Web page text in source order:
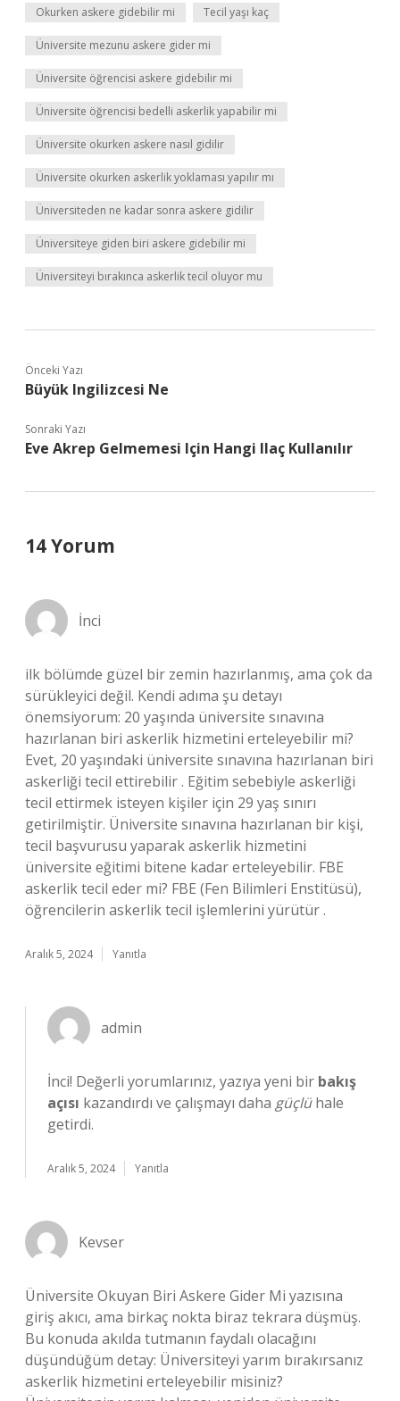
Okurken askere gidebilir mi Tecil yaşı kaç
Üniversite mezunu askere gider mi
Üniversite öğrencisi askere gidebilir mi
Üniversite öğrencisi bedelli askerlik yapabilir mi
Üniversite okurken askere nasıl gidilir
Üniversite okurken askerlik yoklaması yapılır mı
Üniversiteden ne kadar sonra askere gidilir
Üniversiteye giden biri askere gidebilir mi
Üniversiteyi bırakınca askerlik tecil oluyor mu
Önceki Yazı
Büyük Ingilizcesi Ne
Sonraki Yazı
Eve Akrep Gelmemesi Için Hangi Ilaç Kullanılır
14 Yorum
İnci
ilk bölümde güzel bir zemin hazırlanmış, ama çok da
sürükleyici değil. Kendi adıma şu detayı
önemsiyorum: 20 yaşında üniversite sınavına
hazırlanan biri askerlik hizmetini erteleyebilir mi?
Evet, 20 yaşındaki üniversite sınavına hazırlanan biri
askerliği tecil ettirebilir . Eğitim sebebiyle askerliği
tecil ettirmek isteyen kişiler için 29 yaş sınırı
getirilmiştir. Üniversite sınavına hazırlanan bir kişi,
tecil başvurusu yaparak askerlik hizmetini
üniversite eğitimi bitene kadar erteleyebilir. FBE
askerlik tecil eder mi? FBE (Fen Bilimleri Enstitüsü),
öğrencilerin askerlik tecil işlemlerini yürütür .
Aralık 5, 2024 Yanıtla
admin
İnci! Değerli yorumlarınız, yazıya yeni bir bakış
açısı kazandırdı ve çalışmayı daha güçlühale
getirdi.
Aralık 5, 2024 Yanıtla
Kevser
Üniversite Okuyan Biri Askere Gider Mi yazısına
giriş akıcı, ama birkaç nokta biraz tekrara düşmüş.
Bu konuda akılda tutmanın faydalı olacağını
düşündüğüm detay: Üniversiteyi yarım bırakırsanız
askerlik hizmetini erteleyebilir misiniz?